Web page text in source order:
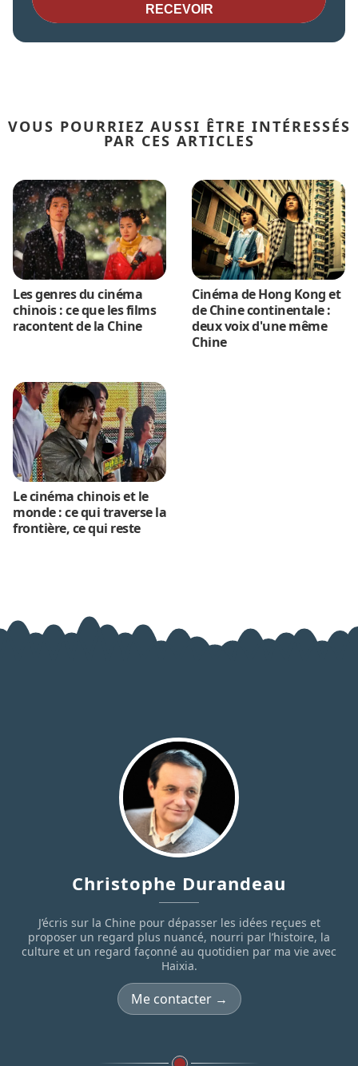
RECEVOIR
VOUS POURRIEZ AUSSI ÊTRE INTÉRESSÉS
PAR CES ARTICLES
Les genres du cinéma
chinois : ce que les films
racontent de la Chine
Cinéma de Hong Kong et
de Chine continentale :
deux voix d'une même
Chine
Le cinéma chinois et le
monde : ce qui traverse la
frontière, ce qui reste
Christophe Durandeau
J’écris sur la Chine pour dépasser les idées reçues et
proposer un regard plus nuancé, nourri par l’histoire, la
culture et un regard façonné au quotidien par ma vie avec
Haixia.
Me contacter →